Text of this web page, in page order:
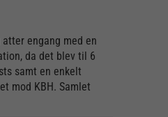
engang med en
da det blev til 6
samt en enkelt
mod KBH. Samlet